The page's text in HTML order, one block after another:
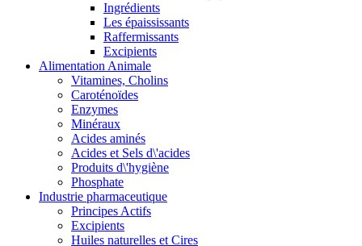
Ingrédients
Les épaississants
Raffermissants
Excipients
Alimentation Animale
Vitamines, Cholins
Caroténoïdes
Enzymes
Minéraux
Acides aminés
Acides et Sels d\'acides
Produits d\'hygiène
Phosphate
Industrie pharmaceutique
Principes Actifs
Excipients
Huiles naturelles et Cires